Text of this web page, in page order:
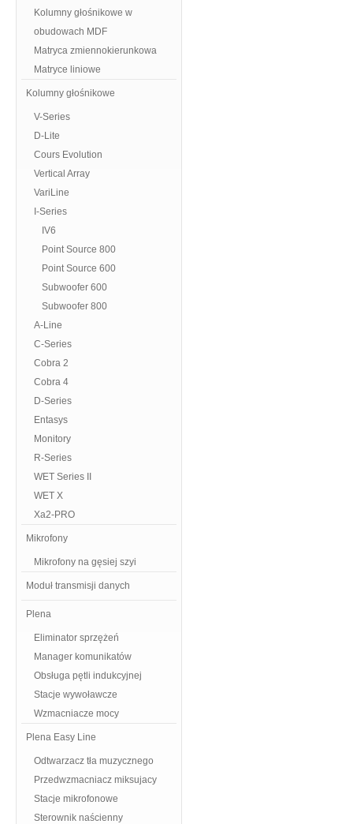
Kolumny głośnikowe w
obudowach MDF
Matryca zmiennokierunkowa
Matryce liniowe
Kolumny głośnikowe
V-Series
D-Lite
Cours Evolution
Vertical Array
VariLine
I-Series
IV6
Point Source 800
Point Source 600
Subwoofer 600
Subwoofer 800
A-Line
C-Series
Cobra 2
Cobra 4
D-Series
Entasys
Monitory
R-Series
WET Series II
WET X
Xa2-PRO
Mikrofony
Mikrofony na gęsiej szyi
Moduł transmisji danych
Plena
Eliminator sprzężeń
Manager komunikatów
Obsługa pętli indukcyjnej
Stacje wywoławcze
Wzmacniacze mocy
Plena Easy Line
Odtwarzacz tła muzycznego
Przedwzmacniacz miksujacy
Stacje mikrofonowe
Sterownik naścienny